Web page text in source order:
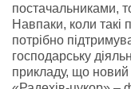
постачальниками,
Навпаки, коли такі
потрібно
господарську
прикладу, що новий